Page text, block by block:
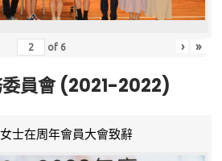
of 6 › »
委員會 (2021-2022)
士在周年會員大會致辭